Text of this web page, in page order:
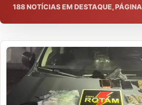
188NOTÍCIAS EM DESTAQUE, PÁGINA